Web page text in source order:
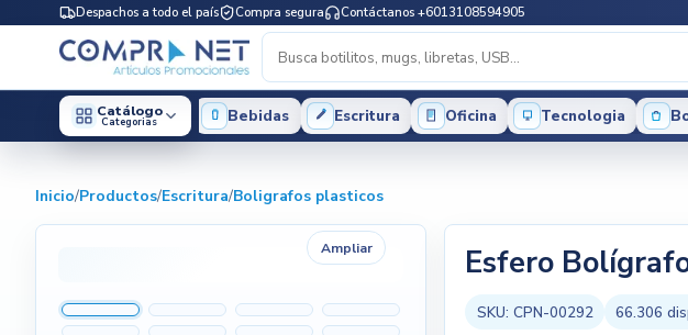
Despachos a todo el país Compra segura Contáctanos +6013108594905
Catálogo
Categorias Bebidas Escritura Oficina Tecnologia
Inicio/Productos/Escritura/Boligrafos plasticos
Ampliar Esfero
SKU: CPN-00292 66.306